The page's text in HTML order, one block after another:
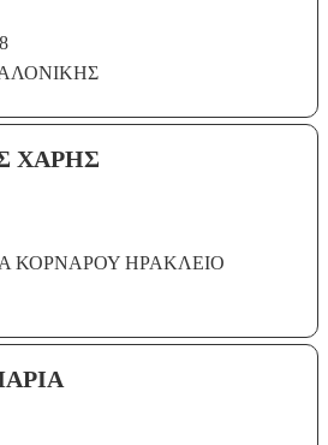
ΧΑΡΗΣ
ΚΟΡΝΑΡΟΥ ΗΡΑΚΛΕΙΟ